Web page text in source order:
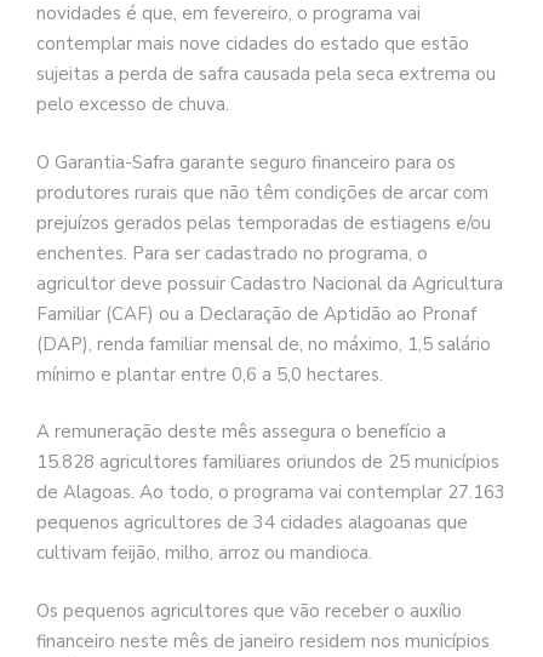
novidades é que, em fevereiro, o programa vai
contemplar mais nove cidades do estado que estão
sujeitas a perda de safra causada pela seca extrema ou
pelo excesso de chuva.
O Garantia-Safra garante seguro financeiro para os
produtores rurais que não têm condições de arcar com
prejuízos gerados pelas temporadas de estiagens e/ou
enchentes. Para ser cadastrado no programa, o
agricultor deve possuir Cadastro Nacional da Agricultura
Familiar (CAF) ou a Declaração de Aptidão ao Pronaf
(DAP), renda familiar mensal de, no máximo, 1,5 salário
mínimo e plantar entre 0,6 a 5,0 hectares.
A remuneração deste mês assegura o benefício a
15.828 agricultores familiares oriundos de 25 municípios
de Alagoas. Ao todo, o programa vai contemplar 27.163
pequenos agricultores de 34 cidades alagoanas que
cultivam feijão, milho, arroz ou mandioca.
Os pequenos agricultores que vão receber o auxílio
financeiro neste mês de janeiro residem nos municípios